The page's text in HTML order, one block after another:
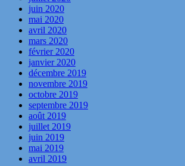
juin 2020
mai 2020
avril 2020
mars 2020
février 2020
janvier 2020
décembre 2019
novembre 2019
octobre 2019
septembre 2019
août 2019
juillet 2019
juin 2019
mai 2019
avril 2019